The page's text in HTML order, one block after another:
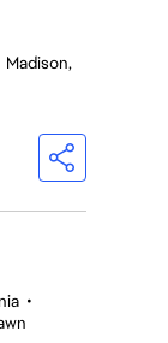
Madison,
•